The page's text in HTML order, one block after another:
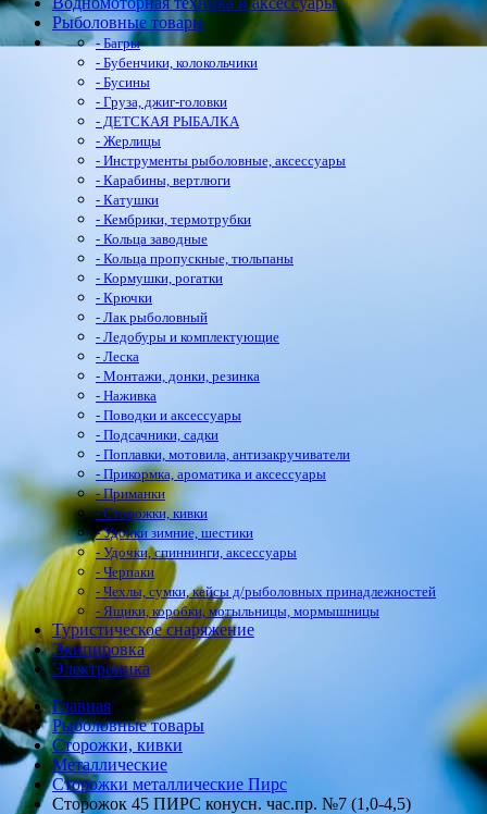
Рыболовные товары
- Багры
- Бубенчики, колокольчики
- Бусины
- Груза, джиг-головки
- ДЕТСКАЯ РЫБАЛКА
- Жерлицы
- Инструменты рыболовные, аксессуары
- Карабины, вертлюги
- Катушки
- Кембрики, термотрубки
- Кольца заводные
- Кольца пропускные, тюльпаны
- Кормушки, рогатки
- Крючки
- Лак рыболовный
- Ледобуры и комплектующие
- Леска
- Монтажи, донки, резинка
- Наживка
- Поводки и аксессуары
- Подсачники, садки
- Поплавки, мотовила, антизакручиватели
- Прикормка, ароматика и аксессуары
- Приманки
- Сторожки, кивки
- Удочки зимние, шестики
- Удочки, спиннинги, аксессуары
- Черпаки
- Чехлы, сумки, кейсы д/рыболовных принадлежностей
- Ящики, коробки, мотыльницы, мормышницы
Туристическое снаряжение
Экипировка
Электроника
Главная
Рыболовные товары
Сторожки, кивки
Металлические
Сторожки металлические Пирс
Сторожок 45 ПИРС конусн. час.пр. №7 (1,0-4,5)